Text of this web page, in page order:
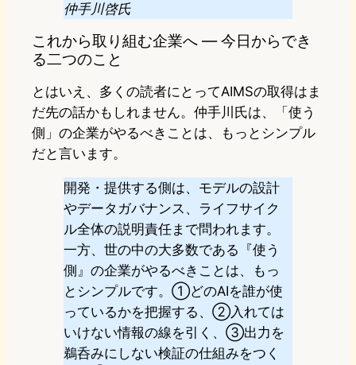
仲手川啓氏
これから取り組む企業へ ― 今日からでき
る二つのこと
とはいえ、多くの読者にとってAIMSの取得はま
だ先の話かもしれません。仲手川氏は、「使う
側」の企業がやるべきことは、もっとシンプル
だと言います。
開発・提供する側は、モデルの設計
やデータガバナンス、ライフサイク
ル全体の説明責任まで問われます。
一方、世の中の大多数である『使う
側』の企業がやるべきことは、もっ
とシンプルです。①どのAIを誰が使
っているかを把握する、②入れては
いけない情報の線を引く、③出力を
鵜呑みにしない検証の仕組みをつく